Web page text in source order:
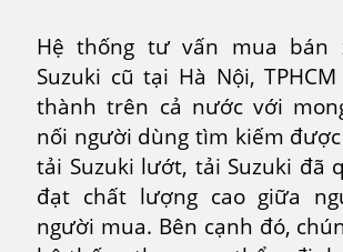
Hệ thống tư vấn mua
Suzuki cũ tại Hà Nội,
thành trên cả nước với
nối người dùng tìm kiếm
tải Suzuki lướt, tải Suzuki đã
đạt chất lượng cao giữa
người mua. Bên cạnh đó,